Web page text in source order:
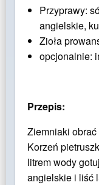
Przyprawy:
angielskie,
Zioła
opcjonalnie:
Przepis:
Ziemniaki obrać
Korzeń
litrem wody
angielskie i liść